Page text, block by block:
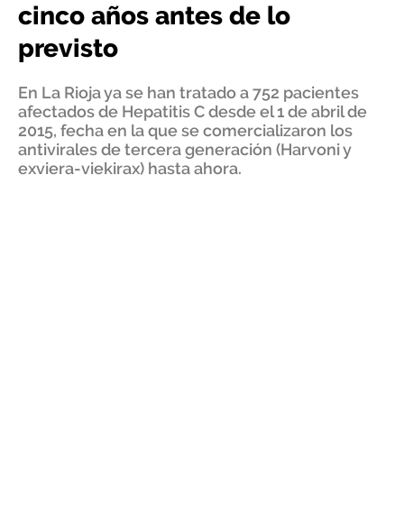
cinco años antes de lo
previsto
En La Rioja ya se han tratado a 752 pacientes
afectados de Hepatitis C desde el 1 de abril de
2015, fecha en la que se comercializaron los
antivirales de tercera generación (Harvoni y
exviera-viekirax) hasta ahora.